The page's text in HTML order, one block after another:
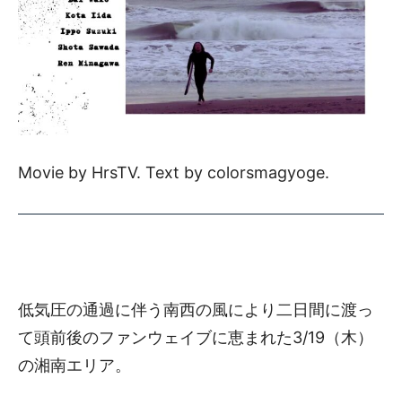
Movie by HrsTV. Text by colorsmagyoge.
低気圧の通過に伴う南西の風により二日間に渡っ
て頭前後のファンウェイブに恵まれた3/19（木）
の湘南エリア。